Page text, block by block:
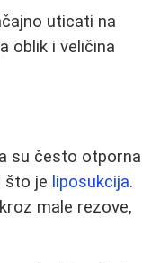
uticati na
oblik i veličina
su često otporna
što je liposukcija.
male rezove,